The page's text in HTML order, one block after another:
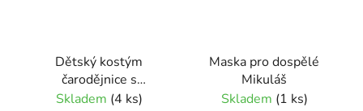
Dětský kostým
čarodějnice s
netopýry a kloboukem
Skladem (4 ks)
Maska pro dospělé
Mikuláš
Skladem (1 ks)